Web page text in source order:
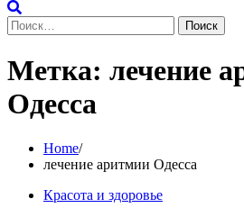
Найти:
Метка: лечение
Одесса
Home
лечение аритмии Одесса
Красота и здоровье